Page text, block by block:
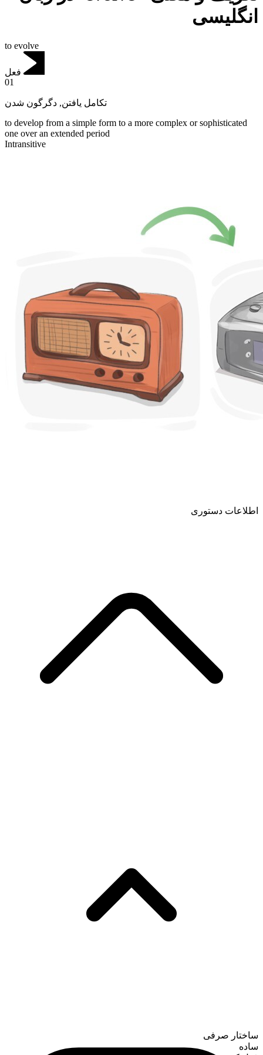
انگلیسی
to evolve
فعل
01
تکامل یافتن, دگرگون شدن
to develop from a simple form to a more complex or sophisticated
one over an extended period
Intransitive
اطلاعات دستوری
ساختار صرفی
ساده